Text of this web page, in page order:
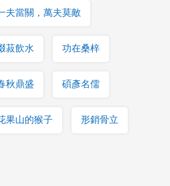
夫當關，萬夫莫敵
菽飲水 功在桑梓
秋鼎盛 碩彥名儒
果山的猴子 形銷骨立